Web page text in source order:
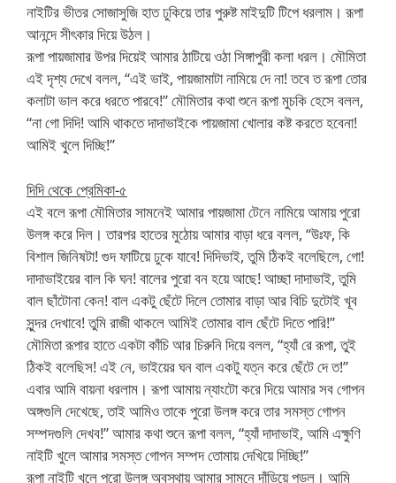
নাইটির ভীতর সোজাসুজি হাত ঢুকিয়ে তার পুরুষ্ট মাইদুটি টিপে ধরলাম। রূপা
আনন্দে সীৎকার দিয়ে উঠল।
রূপা পায়জামার উপর দিয়েই আমার ঠাটিয়ে ওঠা সিঙ্গাপুরী কলা ধরল। মৌমিতা
এই দৃশ্য দেখে বলল, “এই ভাই, পায়জামাটা নামিয়ে দে না! তবে ত রূপা তোর
কলাটা ভাল করে ধরতে পারবে!” মৌমিতার কথা শুনে রূপা মুচকি হেসে বলল,
“না গো দিদি! আমি থাকতে দাদাভাইকে পায়জামা খোলার কষ্ট করতে হবেনা!
আমিই খুলে দিচ্ছি!”
দিদি থেকে প্রেমিকা-৫
এই বলে রূপা মৌমিতার সামনেই আমার পায়জামা টেনে নামিয়ে আমায় পুরো
উলঙ্গ করে দিল। তারপর হাতের মুঠোয় আমার বাড়া ধরে বলল, “উঃফ, কি
বিশাল জিনিষটা! গুদ ফাটিয়ে ঢুকে যাবে! দিদিভাই, তুমি ঠিকই বলেছিলে, গো!
দাদাভাইয়ের বাল কি ঘন! বালের পুরো বন হয়ে আছে! আচ্ছা দাদাভাই, তুমি
বাল ছাঁটোনা কেন! বাল একটু ছেঁটে দিলে তোমার বাড়া আর বিচি দুটোই খূব
সুন্দর দেখাবে! তুমি রাজী থাকলে আমিই তোমার বাল ছেঁটে দিতে পারি!”
মৌমিতা রূপার হাতে একটা কাঁচি আর চিরুনি দিয়ে বলল, “হ্যাঁ রে রূপা, তুই
ঠিকই বলেছিস! এই নে, ভাইয়ের ঘন বাল একটু যত্ন করে ছেঁটে দে ত!”
এবার আমি বায়না ধরলাম। রূপা আমায় ন্যাংটো করে দিয়ে আমার সব গোপন
অঙ্গগুলি দেখেছে, তাই আমিও তাকে পুরো উলঙ্গ করে তার সমস্ত গোপন
সম্পদগুলি দেখব!” আমার কথা শুনে রূপা বলল, “হ্যাঁ দাদাভাই, আমি এক্ষুণি
নাইটি খুলে আমার সমস্ত গোপন সম্পদ তোমায় দেখিয়ে দিচ্ছি!”
রূপা নাইটি খুলে পুরো উলঙ্গ অবস্থায় আমার সামনে দাঁড়িয়ে পড়ল। আমি